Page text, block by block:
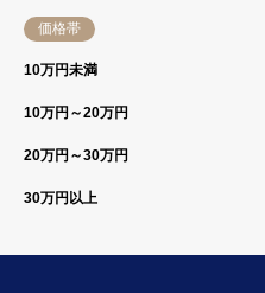
価格帯
10万円未満
10万円～20万円
20万円～30万円
30万円以上